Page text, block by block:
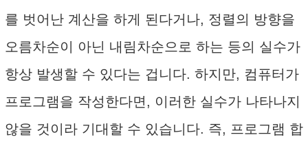
를 벗어난 계산을 하게 된다거나, 정렬의 방향을
오름차순이 아닌 내림차순으로 하는 등의 실수가
항상 발생할 수 있다는 겁니다. 하지만, 컴퓨터가
프로그램을 작성한다면, 이러한 실수가 나타나지
않을 것이라 기대할 수 있습니다. 즉, 프로그램 합